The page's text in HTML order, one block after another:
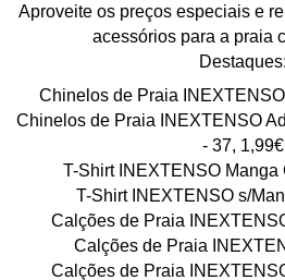
Aproveite os preços especiais e
acessórios para a praia
Destaques:
Chinelos de Praia
Chinelos de Praia INEXTENSO
- 37, 1,99€
T-Shirt INEXTENSO Manga
T-Shirt INEXTENSO s/
Calções de Praia
Calções de Praia
Calções de Praia